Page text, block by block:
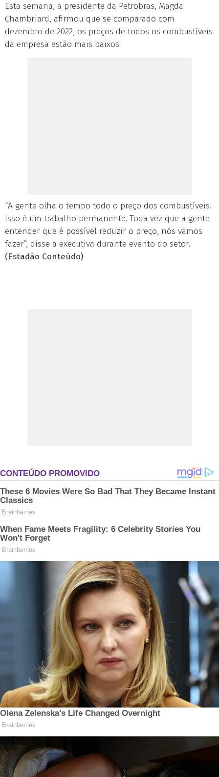
Esta semana, a presidente da Petrobras, Magda
Chambriard, afirmou que se comparado com
dezembro de 2022, os preços de todos os combustíveis
da empresa estão mais baixos.
“A gente olha o tempo todo o preço dos combustíveis.
Isso é um trabalho permanente. Toda vez que a gente
entender que é possível reduzir o preço, nós vamos
fazer”, disse a executiva durante evento do setor.
(Estadão Conteúdo)